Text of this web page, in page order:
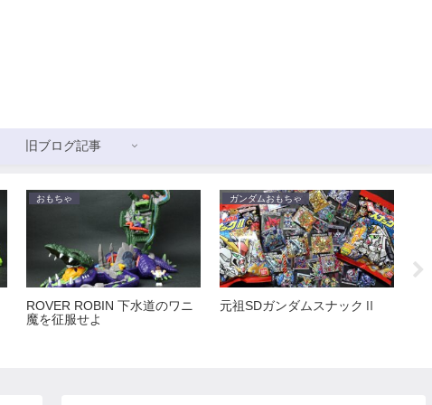
旧ブログ記事
おもちゃ
ROVER ROBIN 下水道のワニ
魔を征服せよ
ガンダムおもちゃ
元祖SDガンダムスナックⅡ